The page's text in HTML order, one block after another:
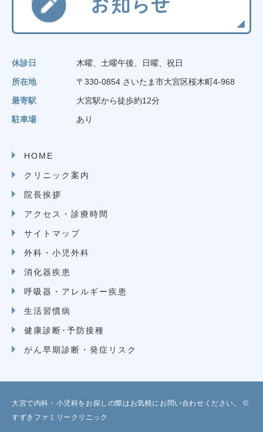
休診日
木曜、土曜午後、日曜、祝日
所在地
〒330-0854 さいたま市大宮区桜木町4-968
最寄駅
大宮駅から徒歩約12分
駐車場
あり
HOME
クリニック案内
院長挨拶
アクセス・診療時間
サイトマップ
外科・小児外科
消化器疾患
呼吸器・アレルギー疾患
生活習慣病
健康診断･予防接種
がん早期診断・発症リスク
大宮で内科・小児科をお探しの際はお気軽にお問い合わせください。 ©
すずきファミリークリニック